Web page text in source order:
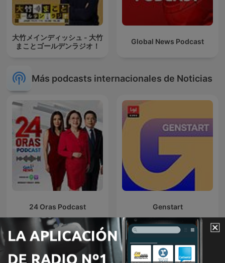
大竹メインディッシュ - 大竹
まことゴールデンラジオ！
Global News Podcast
Más podcasts internacionales de Noticias
24 Oras Podcast Genstart